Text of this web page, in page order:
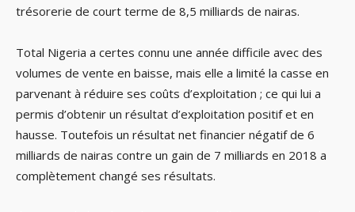
trésorerie de court terme de 8,5 milliards de nairas.
Total Nigeria a certes connu une année difficile avec des
volumes de vente en baisse, mais elle a limité la casse en
parvenant à réduire ses coûts d’exploitation ; ce qui lui a
permis d’obtenir un résultat d’exploitation positif et en
hausse. Toutefois un résultat net financier négatif de 6
milliards de nairas contre un gain de 7 milliards en 2018 a
complètement changé ses résultats.